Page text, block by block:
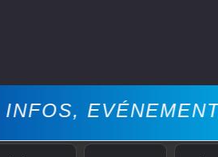
COCKTAILS,